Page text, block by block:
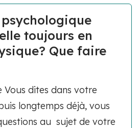
toujours en
Que faire
Vous dites dans votre
longtemps déjà, vous
au sujet de votre